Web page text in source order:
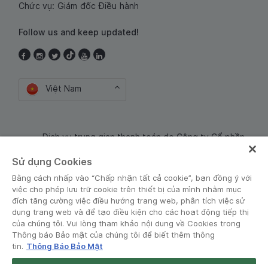
Chức vụ: Giám đốc Điều hành
Follow us and keep updated!
Việt Nam
Dịch vụ trung gian thanh toán do Công ty Cổ phần
Sử dụng Cookies
Bằng cách nhấp vào “Chấp nhận tất cả cookie”, bạn đồng ý với
việc cho phép lưu trữ cookie trên thiết bị của mình nhằm mục
đích tăng cường việc điều hướng trang web, phân tích việc sử
dụng trang web và để tạo điều kiện cho các hoạt động tiếp thị
của chúng tôi. Vui lòng tham khảo nội dung về Cookies trong
Thông báo Bảo mật của chúng tôi để biết thêm thông
tin. Thông Báo Bảo Mật